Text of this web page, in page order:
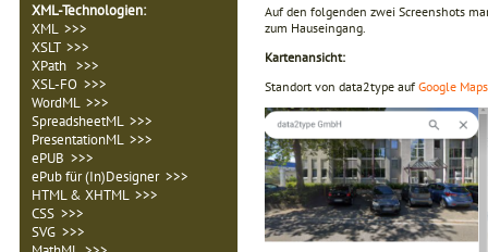
XML-Technologien:
XML >>>
XSLT >>>
XPath >>>
XSL-FO >>>
WordML >>>
SpreadsheetML >>>
PresentationML >>>
ePUB >>>
ePub für (In)Designer >>>
HTML & XHTML >>>
CSS >>>
SVG >>>
Auf den folgenden zwei Screenshots
zum Hauseingang.
Kartenansicht:
Standort von data2type auf Google Maps